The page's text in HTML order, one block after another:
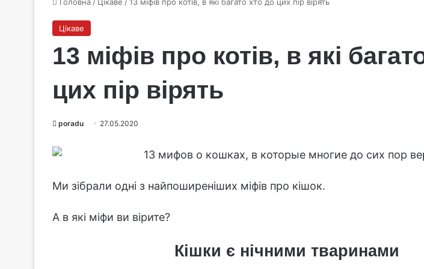
Цікаве
13 міфів про котів, в які
цих пір вірять
poradu 27.05.2020
Ми зібрали одні з найпоширеніших міфів про кішок.
А в які міфи ви вірите?
Кішки є нічними тваринами